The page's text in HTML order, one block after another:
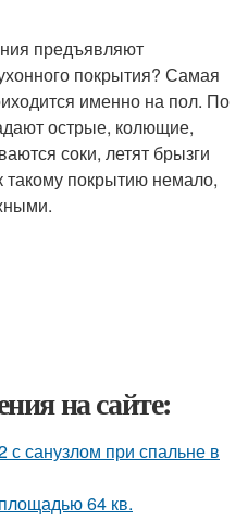
предъявляют
покрытия? Самая
именно на пол. По
острые, колющие,
соки, летят брызги
покрытию немало,
на сайте:
с санузлом при спальне в
64 кв.